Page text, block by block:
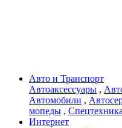
Авто и Транспорт
Автоаксессуары ,
Автомобили ,
мопеды , Спецтехника
Интернет